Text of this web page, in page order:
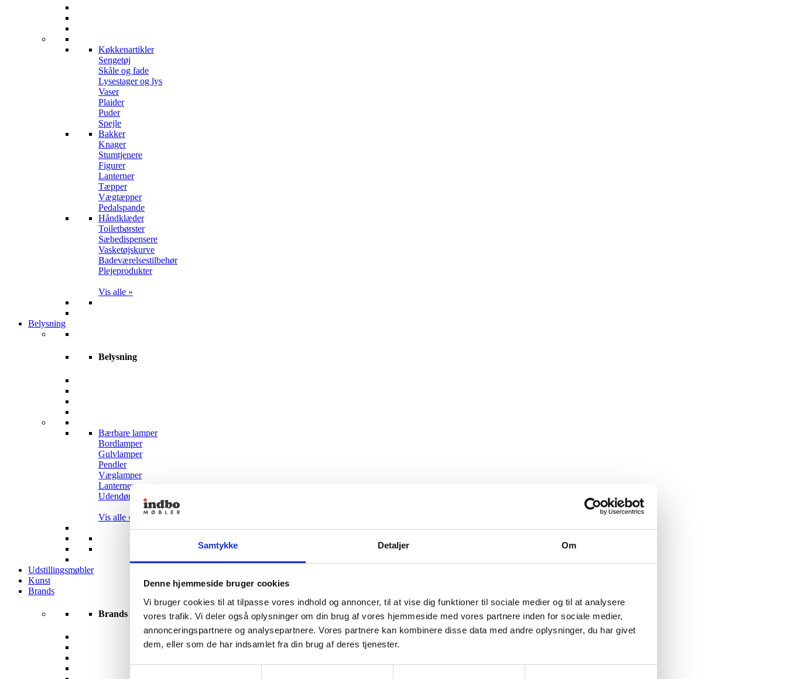
Samtykke Detaljer Om
Denne hjemmeside bruger cookies
Vi bruger cookies til at tilpasse vores indhold og annoncer, til at vise dig funktioner til sociale medier og til at analysere
vores trafik. Vi deler også oplysninger om din brug af vores hjemmeside med vores partnere inden for sociale medier,
annonceringspartnere og analysepartnere. Vores partnere kan kombinere disse data med andre oplysninger, du har givet
dem, eller som de har indsamlet fra din brug af deres tjenester.
Køkkenartikler
Sengetøj
Skåle og fade
Lysestager og lys
Vaser
Plaider
Puder
Spejle
Bakker
Knager
Stumtjenere
Figurer
Lanterner
Tæpper
Vægtæpper
Pedalspande
Håndklæder
Toiletbørster
Sæbedispensere
Vasketøjskurve
Badeværelsestilbehør
Plejeprodukter
Vis alle »
Belysning
Belysning
Bærbare lamper
Bordlamper
Gulvlamper
Pendler
Væglamper
Lanterner
Udendørslamper
Vis alle »
Udstillingsmøbler
Kunst
Brands
Brands